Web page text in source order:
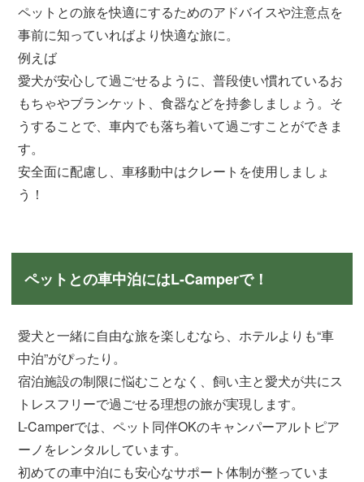
ペットとの旅を快適にするためのアドバイスや注意点を
事前に知っていればより快適な旅に。
例えば
愛犬が安心して過ごせるように、普段使い慣れているお
もちゃやブランケット、食器などを持参しましょう。そ
うすることで、車内でも落ち着いて過ごすことができま
す。
安全面に配慮し、車移動中はクレートを使用しましょ
う！
ペットとの車中泊にはL-Camperで！
愛犬と一緒に自由な旅を楽しむなら、ホテルよりも“車
中泊”がぴったり。
宿泊施設の制限に悩むことなく、飼い主と愛犬が共にス
トレスフリーで過ごせる理想の旅が実現します。
L-Camperでは、ペット同伴OKのキャンパーアルトピア
ーノをレンタルしています。
初めての車中泊にも安心なサポート体制が整っていま